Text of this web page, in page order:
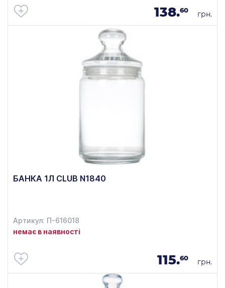
138.60 грн.
БАНКА 1Л CLUB N1840
Артикул: П-616018
немає в наявності
115.60 грн.